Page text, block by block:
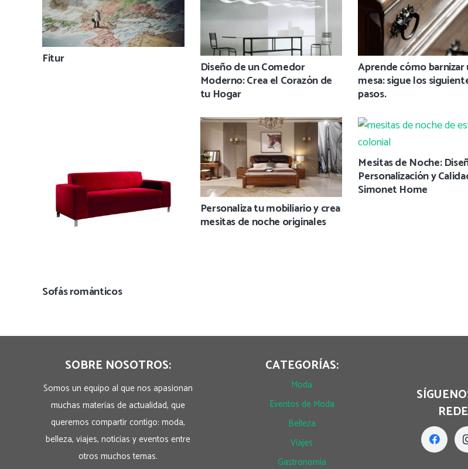
Fitur Diseño de un Comedor
Moderno: Crea el Corazón de
tu Hogar
Aprende cómo barnizar
mesa: sigue los
pasos.
Sofás románticos
Personaliza tu mobiliario y crea
mesitas de noche originales
Mesitas de Noche:
Personalización y
Simonet Home
SOBRE NOSOTROS:
Somos un equipo al que nos apasionan
muchas materias de actualidad, que
queremos compartir contigo: moda,
belleza, viajes, noticias y eventos entre
otros muchos temas.
CATEGORÍAS:
Moda
Eventos de Moda
Belleza
Viajes
Gastronomía